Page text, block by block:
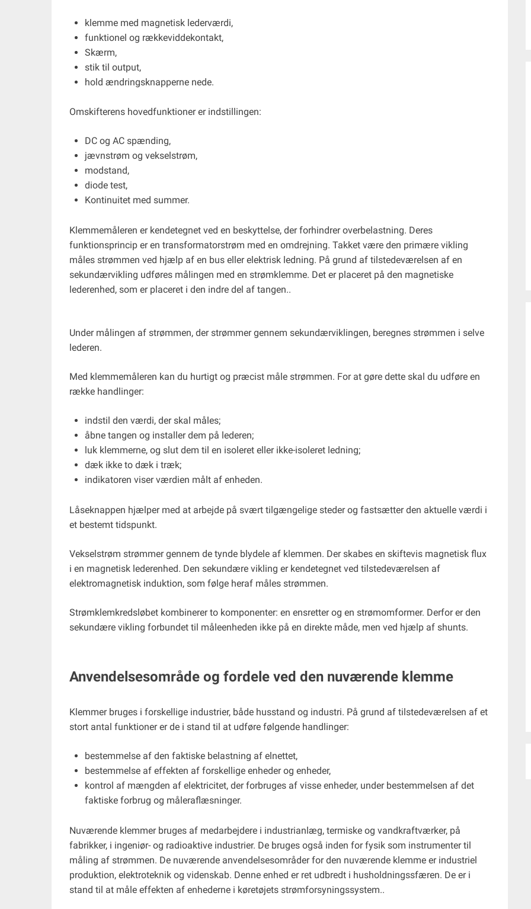
klemme med magnetisk lederværdi,
funktionel og rækkeviddekontakt,
Skærm,
stik til output,
hold ændringsknapperne nede.
Omskifterens hovedfunktioner er indstillingen:
DC og AC spænding,
jævnstrøm og vekselstrøm,
modstand,
diode test,
Kontinuitet med summer.
Klemmemåleren er kendetegnet ved en beskyttelse, der forhindrer overbelastning. Deres
funktionsprincip er en transformatorstrøm med en omdrejning. Takket være den primære vikling
måles strømmen ved hjælp af en bus eller elektrisk ledning. På grund af tilstedeværelsen af ​​en
sekundærvikling udføres målingen med en strømklemme. Det er placeret på den magnetiske
lederenhed, som er placeret i den indre del af tangen..
Under målingen af ​​strømmen, der strømmer gennem sekundærviklingen, beregnes strømmen i selve
lederen.
Med klemmemåleren kan du hurtigt og præcist måle strømmen. For at gøre dette skal du udføre en
række handlinger:
indstil den værdi, der skal måles;
åbne tangen og installer dem på lederen;
luk klemmerne, og slut dem til en isoleret eller ikke-isoleret ledning;
dæk ikke to dæk i træk;
indikatoren viser værdien målt af enheden.
Låseknappen hjælper med at arbejde på svært tilgængelige steder og fastsætter den aktuelle værdi i
et bestemt tidspunkt.
Vekselstrøm strømmer gennem de tynde blydele af klemmen. Der skabes en skiftevis magnetisk flux
i en magnetisk lederenhed. Den sekundære vikling er kendetegnet ved tilstedeværelsen af ​​
elektromagnetisk induktion, som følge heraf måles strømmen.
Strømklemkredsløbet kombinerer to komponenter: en ensretter og en strømomformer. Derfor er den
sekundære vikling forbundet til måleenheden ikke på en direkte måde, men ved hjælp af shunts.
Anvendelsesområde og fordele ved den nuværende klemme
Klemmer bruges i forskellige industrier, både husstand og industri. På grund af tilstedeværelsen af ​​et
stort antal funktioner er de i stand til at udføre følgende handlinger:
bestemmelse af den faktiske belastning af elnettet,
bestemmelse af effekten af ​​forskellige enheder og enheder,
kontrol af mængden af ​​elektricitet, der forbruges af visse enheder, under bestemmelsen af ​​det
faktiske forbrug og måleraflæsninger.
Nuværende klemmer bruges af medarbejdere i industrianlæg, termiske og vandkraftværker, på
fabrikker, i ingeniør- og radioaktive industrier. De bruges også inden for fysik som instrumenter til
måling af strømmen. De nuværende anvendelsesområder for den nuværende klemme er industriel
produktion, elektroteknik og videnskab. Denne enhed er ret udbredt i husholdningssfæren. De er i
stand til at måle effekten af ​​enhederne i køretøjets strømforsyningssystem..